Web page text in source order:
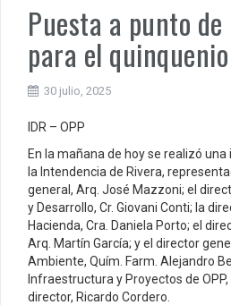
Puesta a punto
para el quinquenio
30 julio, 2025
IDR – OPP
En la mañana de hoy se realizó
la Intendencia de Rivera,
general, Arq. José Mazzoni; el
y Desarrollo, Cr. Giovani Conti; la
Hacienda, Cra. Daniela Porto; el
Arq. Martín García; y el director
Ambiente, Quím. Farm. Alejandro
Infraestructura y Proyectos de
director, Ricardo Cordero.